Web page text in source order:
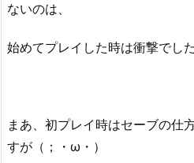
ないのは、
始めてプレイした時は衝撃でし
まあ、初プレイ時はセーブの仕
すが（；・ω・）